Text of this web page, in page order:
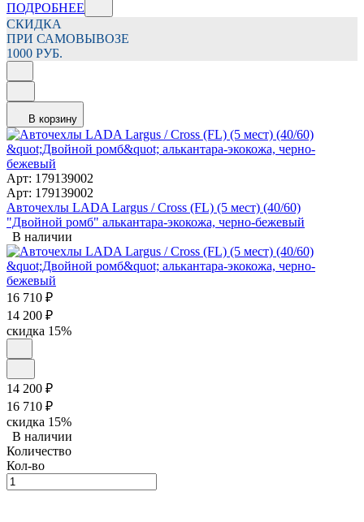
ПОДРОБНЕЕ
СКИДКА
ПРИ САМОВЫВОЗЕ
1000 РУБ.
В корзину
Арт: 179139002
Арт: 179139002
Авточехлы LADA Largus / Cross (FL) (5 мест) (40/60)
"Двойной ромб" алькантара-экокожа, черно-бежевый
В наличии
16 710 ₽
14 200 ₽
скидка 15%
14 200 ₽
16 710 ₽
скидка 15%
В наличии
Количество
Кол-во